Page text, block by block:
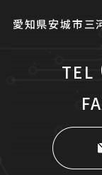
愛知県安城市
TEL